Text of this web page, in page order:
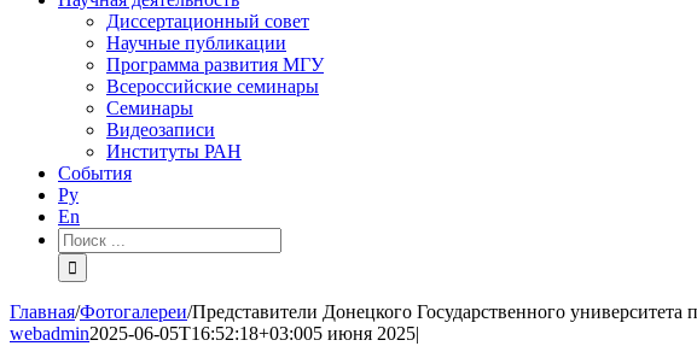
Диссертационный совет
Научные публикации
Программа развития МГУ
Всероссийские семинары
Семинары
Видеозаписи
Институты РАН
События
Ру
En
Результат
поиска:
Главная/Фотогалереи/Представители Донецкого Государственного
webadmin2025-06-05T16:52:18+03:005 июня 2025|